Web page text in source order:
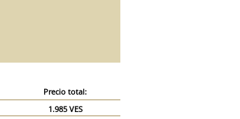
Precio total:
1.985 VES